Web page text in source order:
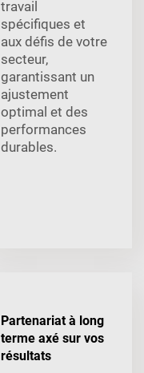
travail
spécifiques et
aux défis de votre
secteur,
garantissant un
ajustement
optimal et des
performances
durables.
Partenariat à long
terme axé sur vos
résultats